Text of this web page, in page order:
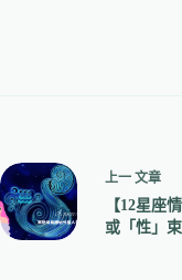
上一 文章
【12星座
或「性」